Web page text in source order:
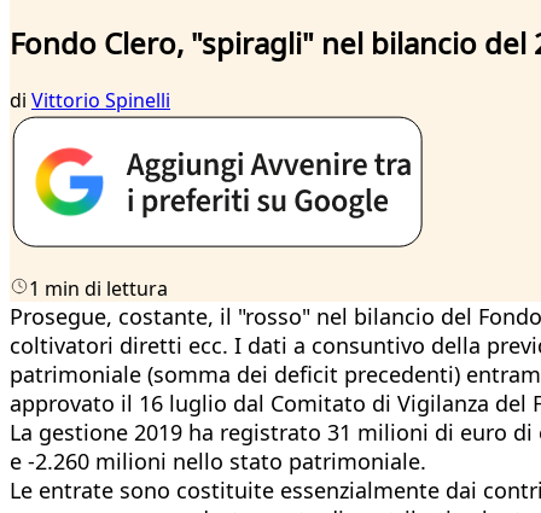
Fondo Clero, "spiragli" nel bilancio del
di Vittorio Spinelli
1 min di lettura
Prosegue, costante, il "rosso" nel bilancio del
coltivatori diretti ecc. I dati a consuntivo della
patrimoniale (somma dei deficit precedenti)
approvato il 16 luglio dal Comitato di Vigilanza
La gestione 2019 ha registrato 31 milioni di euro
e -2.260 milioni nello stato patrimoniale.
Le entrate sono costituite essenzialmente dai